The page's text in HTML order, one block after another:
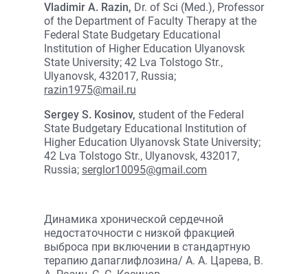
Vladimir A. Razin, Dr. of Sci (Med.), Professor
of the Department of Faculty Therapy at the
Federal State Budgetary Educational
Institution of Higher Education Ulyanovsk
State University; 42 Lva Tolstogo Str.,
Ulyanovsk, 432017, Russia;
razin1975@mail.ru
Sergey S. Kosinov, student of the Federal
State Budgetary Educational Institution of
Higher Education Ulyanovsk State University;
42 Lva Tolstogo Str., Ulyanovsk, 432017,
Russia; serglor10095@gmail.com
Динамика хронической сердечной
недостаточности с низкой фракцией
выброса при включении в стандартную
терапию дапаглифлозина/ А. А. Царева, В.